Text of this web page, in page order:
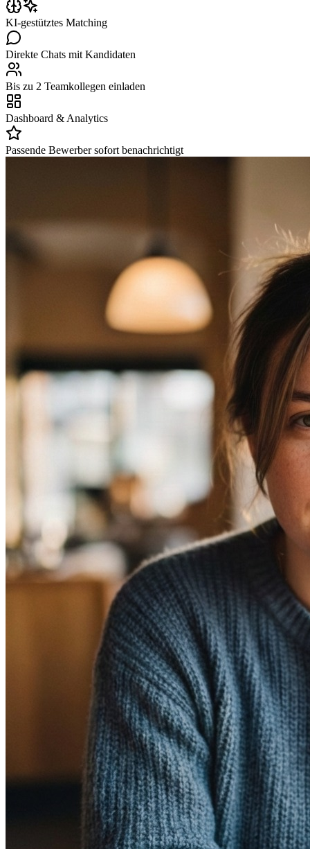
KI-gestütztes Matching
Direkte Chats mit Kandidaten
Bis zu 2 Teamkollegen einladen
Dashboard & Analytics
Passende Bewerber sofort benachrichtigt